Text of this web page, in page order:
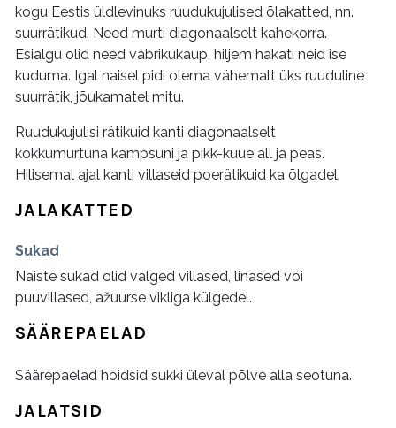
kogu Eestis üldlevinuks ruudukujulised õlakatted, nn.
suurrätikud. Need murti diagonaalselt kahekorra.
Esialgu olid need vabrikukaup, hiljem hakati neid ise
kuduma. Igal naisel pidi olema vähemalt üks ruuduline
suurrätik, jõukamatel mitu.
Ruudukujulisi rätikuid kanti diagonaalselt
kokkumurtuna kampsuni ja pikk-kuue all ja peas.
Hilisemal ajal kanti villaseid poerätikuid ka õlgadel.
JALAKATTED
Sukad
Naiste sukad olid valged villased, linased või
puuvillased, ažuurse vikliga külgedel.
SÄÄREPAELAD
Säärepaelad hoidsid sukki üleval põlve alla seotuna.
JALATSID